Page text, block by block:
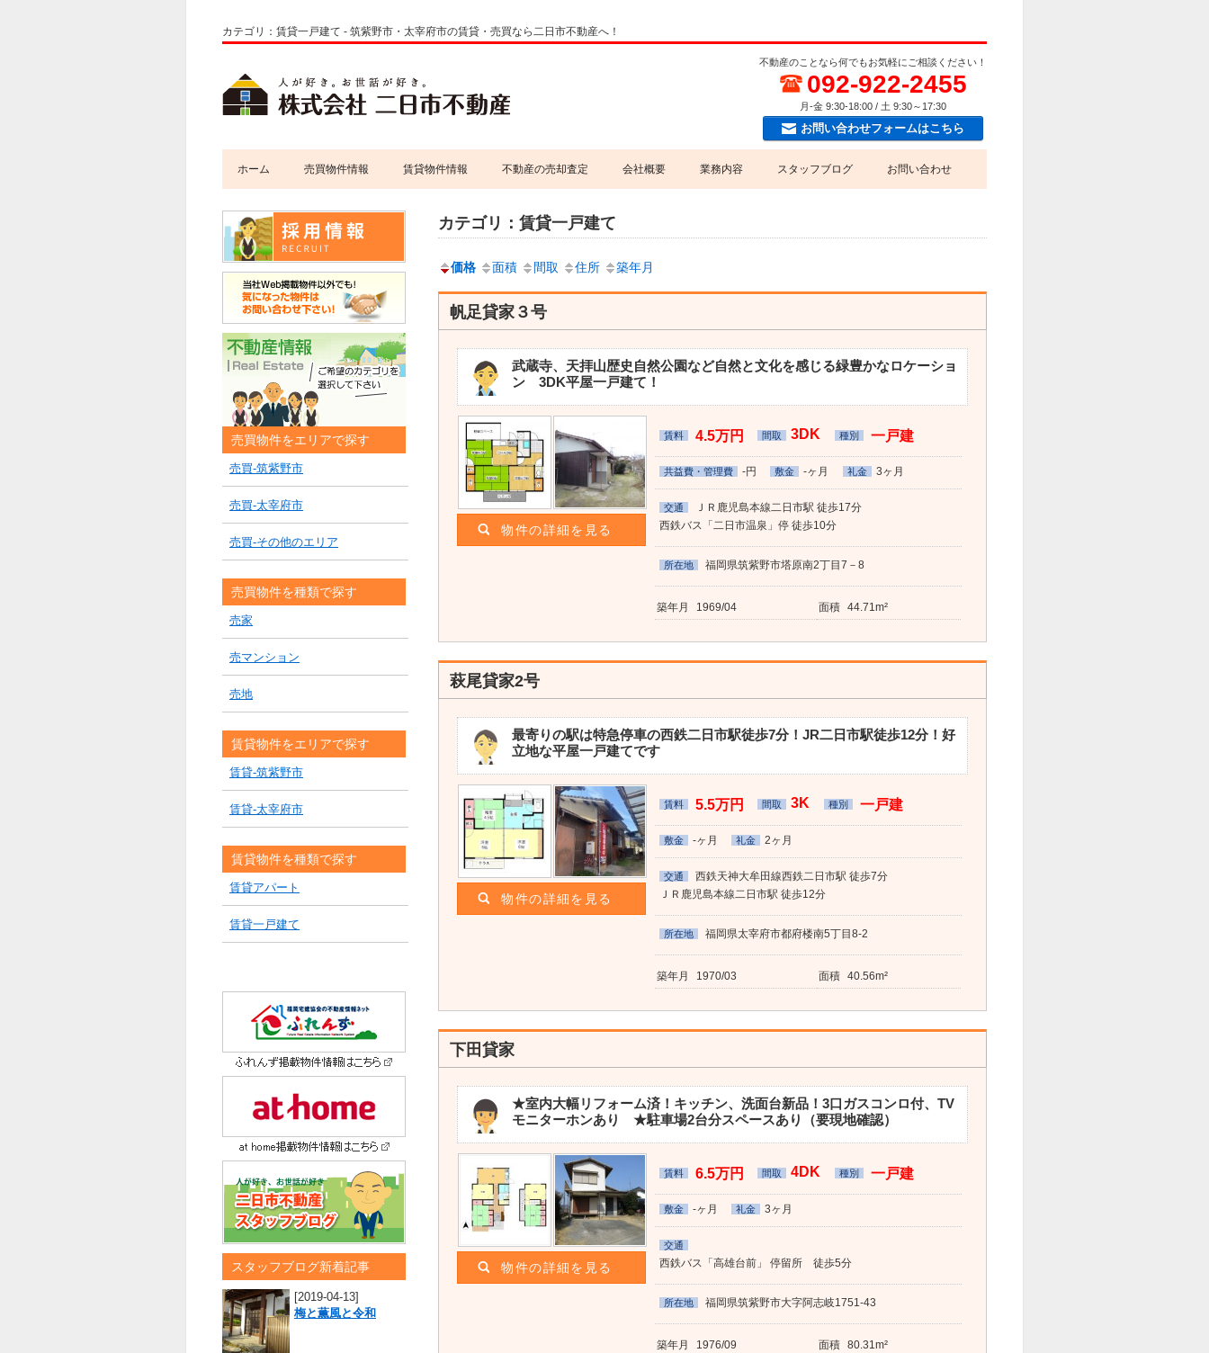
カテゴリ：賃貸一戸建て - 筑紫野市・太宰府市の賃貸・売買なら二日市不動産へ！
不動産のことなら何でもお気軽にご相談ください！
092-922-2455
月-金 9:30-18:00 / 土 9:30～17:30
お問い合わせフォームはこちら
ホーム 売買物件情報 賃貸物件情報 不動産の売却査定 会社概要 業務内容 スタッフブログ お問い合わせ
カテゴリ：賃貸一戸建て
価格 面積 間取 住所 築年月
帆足貸家３号
武蔵寺、天拝山歴史自然公園など自然と文化を感じる緑豊かなロケーショ
ン 3DK平屋一戸建て！
物件の詳細を見る
賃料 4.5万円 間取 3DK 種別 一戸建
共益費・管理費 -円 敷金 -ヶ月 礼金 3ヶ月
交通
ＪＲ鹿児島本線二日市駅 徒歩17分
西鉄バス「二日市温泉」停 徒歩10分
所在地 福岡県筑紫野市塔原南2丁目7－8
築年月 1969/04 面積 44.71m²
萩尾貸家2号
最寄りの駅は特急停車の西鉄二日市駅徒歩7分！JR二日市駅徒歩12分！好
立地な平屋一戸建てです
物件の詳細を見る
賃料 5.5万円 間取 3K 種別 一戸建
敷金 -ヶ月 礼金 2ヶ月
交通
西鉄天神大牟田線西鉄二日市駅 徒歩7分
ＪＲ鹿児島本線二日市駅 徒歩12分
所在地 福岡県太宰府市都府楼南5丁目8-2
築年月 1970/03 面積 40.56m²
下田貸家
★室内大幅リフォーム済！キッチン、洗面台新品！3口ガスコンロ付、TV
モニターホンあり ★駐車場2台分スペースあり（要現地確認）
物件の詳細を見る
賃料 6.5万円 間取 4DK 種別 一戸建
敷金 -ヶ月 礼金 3ヶ月
交通
西鉄バス「高雄台前」 停留所 徒歩5分
所在地 福岡県筑紫野市大字阿志岐1751-43
築年月 1976/09 面積 80.31m²
売買物件をエリアで探す
売買-筑紫野市
売買-太宰府市
売買-その他のエリア
売買物件を種類で探す
売家
売マンション
売地
賃貸物件をエリアで探す
賃貸-筑紫野市
賃貸-太宰府市
賃貸物件を種類で探す
賃貸アパート
賃貸一戸建て
スタッフブログ新着記事
[2019-04-13]
梅と薫風と令和